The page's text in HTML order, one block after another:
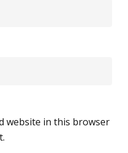
website in this browser